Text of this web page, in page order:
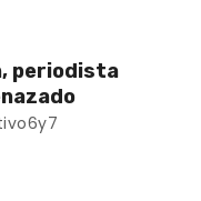
periodista